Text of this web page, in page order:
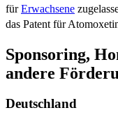
fürErwachsene
das Patent für
Sponsoring,
andere
Deutschland